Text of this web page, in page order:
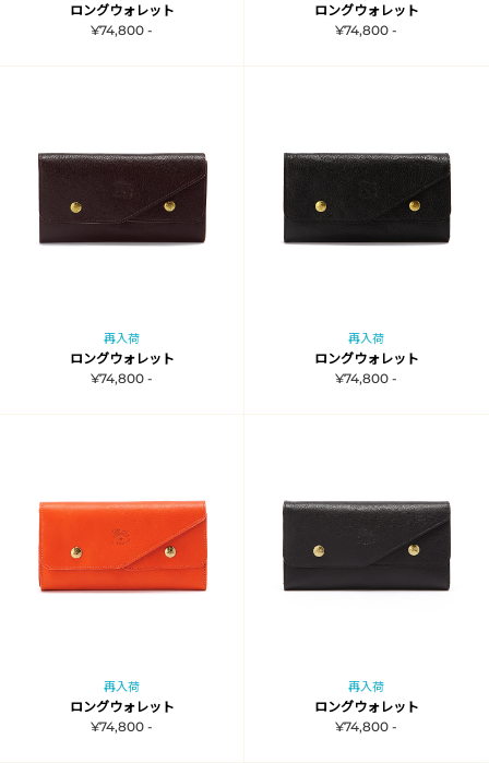
ロングウォレット
¥74,800 -
ロングウォレット
¥74,800 -
再入荷
ロングウォレット
¥74,800 -
再入荷
ロングウォレット
¥74,800 -
再入荷
ロングウォレット
¥74,800 -
再入荷
ロングウォレット
¥74,800 -